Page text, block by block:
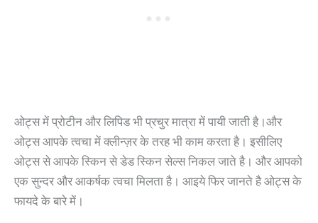
ओट्स में प्रोटीन और लिपिड भी प्रचुर मात्रा में पायी जाती है।और
ओट्स आपके त्वचा में क्लीन्ज़र के तरह भी काम करता है। इसीलिए
ओट्स से आपके स्किन से डेड स्किन सेल्स निकल जाते है। और आपको
एक सुन्दर और आकर्षक त्वचा मिलता है। आइये फिर जानते है ओट्स के
फायदे के बारे में।